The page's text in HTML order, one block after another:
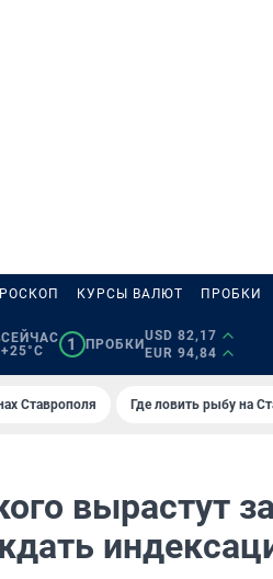
КУРСЫ ВАЛЮТ ПРОБКИ
СЕЙЧАС
+25°C
1 ПРОБКИ
USD 82,17
EUR 94,84
Ставрополя Где ловить рыбу на
вырастут